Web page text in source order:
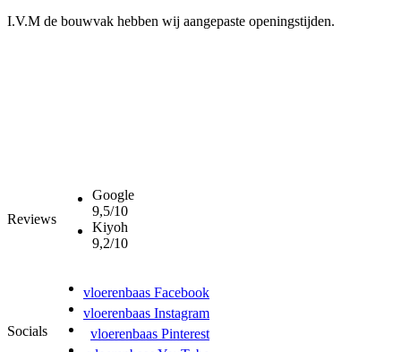
I.V.M de bouwvak hebben wij aangepaste openingstijden.
Reviews
Google
9,5/10
Kiyoh
9,2/10
Socials
vloerenbaas Facebook
vloerenbaas Instagram
vloerenbaas Pinterest